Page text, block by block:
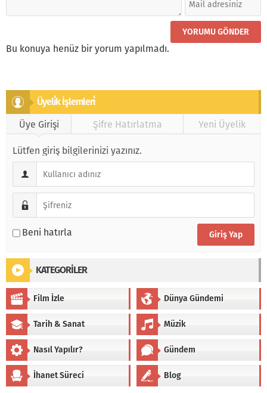
Bu konuya henüz bir yorum yapılmadı.
Üyeli̇k İşlemleri̇
Üye Girişi
Şifre Hatırlatma Yeni Üyelik
Lütfen giriş bilgilerinizi yazınız.
Beni hatırla
KATEGORİLER
Film İzle Dünya Gündemi
Tarih & Sanat Müzik
Nasıl Yapılır? Gündem
İhanet Süreci Blog